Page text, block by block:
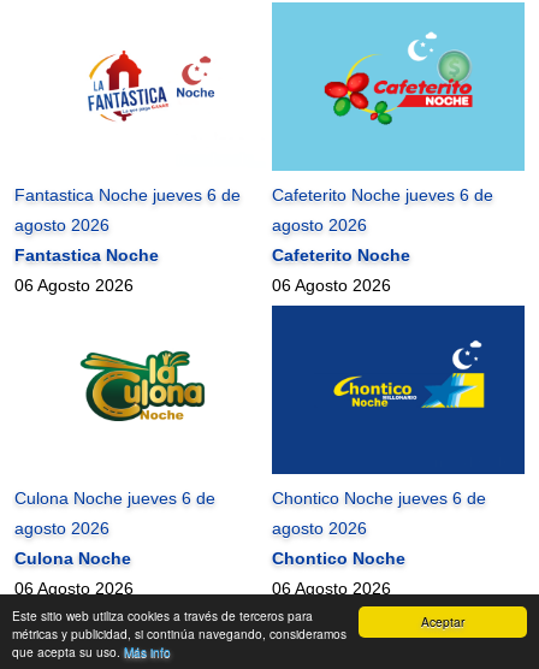
Aceptar
Este sitio web utiliza cookies a través de terceros para
métricas y publicidad, si continúa navegando, consideramos
que acepta su uso. Más info
Fantastica Noche jueves 6 de
agosto 2026
Fantastica Noche
06 Agosto 2026
Cafeterito Noche jueves 6 de
agosto 2026
Cafeterito Noche
06 Agosto 2026
Culona Noche jueves 6 de
agosto 2026
Culona Noche
06 Agosto 2026
Chontico Noche jueves 6 de
agosto 2026
Chontico Noche
06 Agosto 2026
mundonets2010-2026 ©
Contactanos|